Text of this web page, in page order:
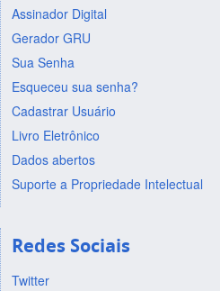
Assinador Digital
Gerador GRU
Sua Senha
Esqueceu sua senha?
Cadastrar Usuário
Livro Eletrônico
Dados abertos
Suporte a Propriedade Intelectual
Redes Sociais
Twitter